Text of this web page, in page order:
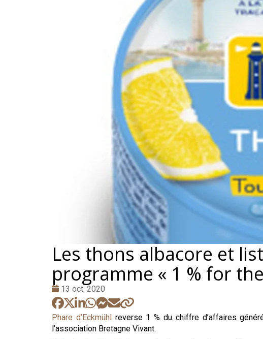
Les thons albacore et
programme « 1 % for
Date
:
13 oct. 2020
Phare d’Eckmühl
reverse 1 % du chiffre d’affaires
l’association Bretagne Vivant.